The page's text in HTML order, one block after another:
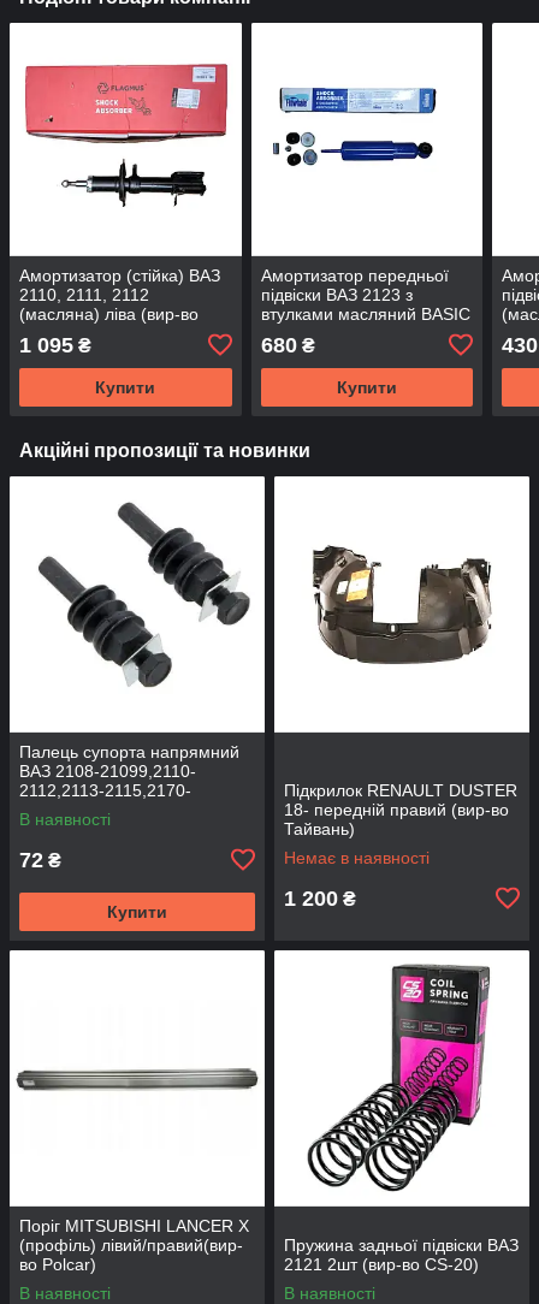
Амортизатор (стійка) ВАЗ
2110, 2111, 2112
(масляна) ліва (вир-во
1 095 ₴
Купити
Амортизатор передньої
підвіски ВАЗ 2123 з
втулками масляний BASIC
680₴
Купити
430
Акційні пропозиції та новинки
Палець супорта напрямний
ВАЗ 2108-21099,2110-
2112,2113-2115,2170-
2172,2190, 1117-1119 (к-т
2шт) (вир-во BEG-LINE)
В наявності
72 ₴
Купити
Підкрилок RENAULT DUSTER
18- передній правий (вир-во
Тайвань)
Немає в наявності
1 200 ₴
Поріг MITSUBISHI LANCER Х
(профіль) лівий/правий(вир-
во Polcar)
В наявності
Пружина задньої підвіски ВАЗ
2121 2шт (вир-во CS-20)
В наявності